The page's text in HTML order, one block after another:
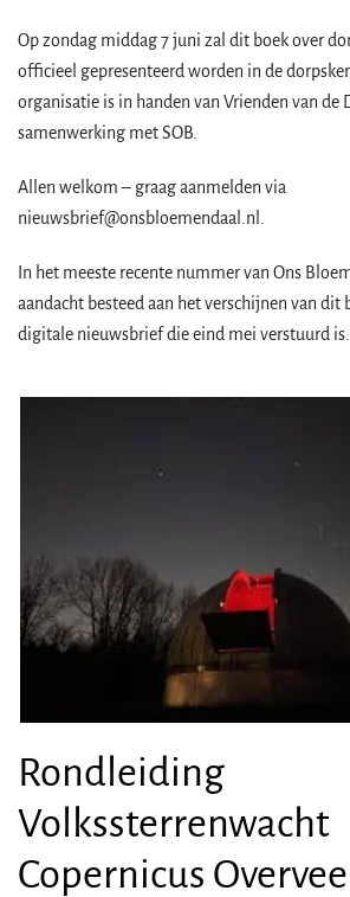
Op zondag middag 7 juni zal dit boek over
officieel gepresenteerd worden in de
organisatie is in handen van Vrienden van de
samenwerking met SOB.
Allen welkom – graag aanmelden via
nieuwsbrief@onsbloemendaal.nl.
In het meeste recente nummer van Ons
aandacht besteed aan het verschijnen van dit
digitale nieuwsbrief die eind mei verstuurd is.
Rondleiding
Volkssterrenwacht
Copernicus